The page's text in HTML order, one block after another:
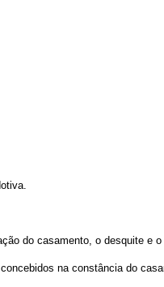
do casamento, o desquite e
na constância do